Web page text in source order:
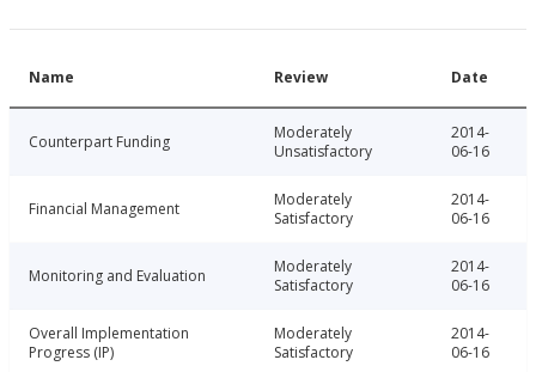
Name Review Date
Counterpart Funding
Moderately
Unsatisfactory
2014-
06-16
Financial Management
Moderately
Satisfactory
2014-
06-16
Monitoring and Evaluation
Moderately
Satisfactory
2014-
06-16
Overall Implementation
Progress (IP)
Moderately
Satisfactory
2014-
06-16